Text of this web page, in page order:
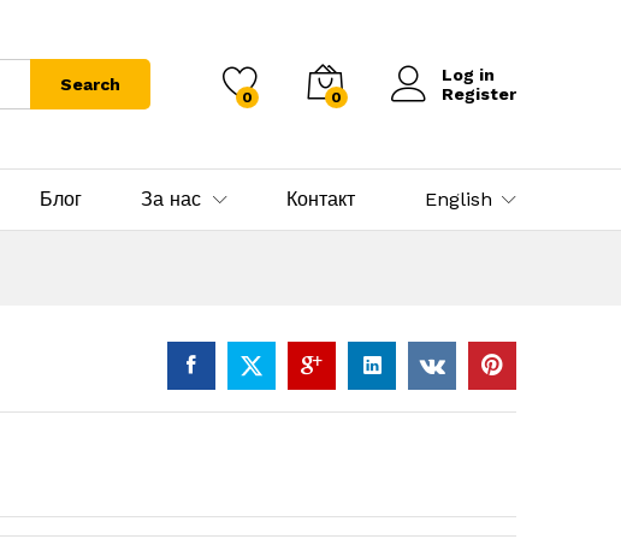
Search
0 0
Log in
Register
Блог За нас Контакт English